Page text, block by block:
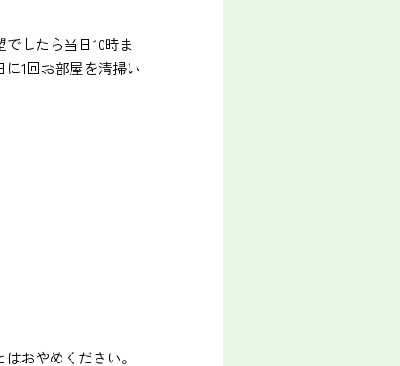
したら当日10時ま
1回お部屋を清掃い
おやめください。